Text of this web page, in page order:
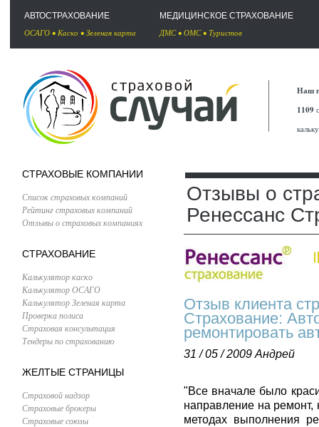
АВТОСТРАХОВАНИЕ
ОСАГО • Каско • Зеленая карта
МЕДИЦИНСКОЕ СТРАХОВАНИЕ
ДМС• ОМС• Туристов
Наш
1109
СТРАХОВЫЕ КОМПАНИИ
Список страховых компаний
Рейтинг страховых компаний
Отзывы о страховых компаниях
СТРАХОВАНИЕ
Калькулятор каско
Калькулятор ОСАГО
Калькулятор Зеленая карта
Проверка полиса
Страховая консультация
Тендеры по страхованию
ЖЕЛТЫЕ СТРАНИЦЫ
Страховой надзор
Страховые брокеры
Страховые союзы
Отзывы о
Ренессанс
Отзыв клиента
Страхование:
ремонтировать
31 / 05 / 2009 Андрей
"Все вначале было
направление на
методах выполнения